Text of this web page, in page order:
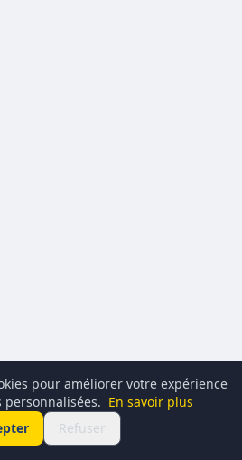
pour améliorer votre expérience
En savoir plus
Refuser